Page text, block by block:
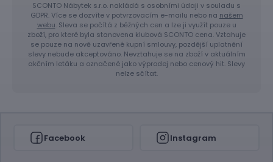
SCONTO Nábytek s.r.o. nakládá s osobními údaji v souladu s
GDPR. Více se dozvíte v potvrzovacím e-mailu nebo na našem
webu. Sleva se počítá z běžných cen a lze ji využít pouze u
zboží, pro které byla stanovena klubová SCONTO cena. Vztahuje
se pouze na nově uzavřené kupní smlouvy, pozdější uplatnění
slevy nebude akceptováno. Nevztahuje se na zboží v aktuálním
akčním letáku a označené jako výprodej nebo cenový hit. Slevy
nelze sčítat.
Facebook Instagram